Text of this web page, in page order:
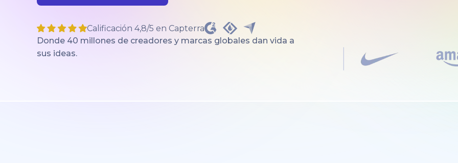
Calificación 4,8/5 en Capterra
Donde 40 millones de creadores y marcas globales dan vida a
sus ideas.